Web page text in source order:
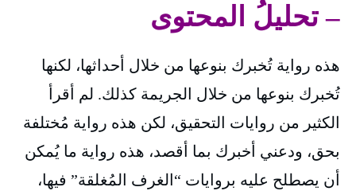
– تحليلُ المحتوى
هذه رواية تُخبرك بنوعها من خلال أحداثها، لكنها
تُخبرك بنوعها من خلال الجريمة كذلك. لم أقرأ
الكثير من روايات التحقيق، لكن هذه رواية مُختلفة
بحق، ودعني أخبرك بما أقصد، هذه رواية ما يُمكن
أن يصطلح عليه بروايات “الغرف المُغلقة” فيها،